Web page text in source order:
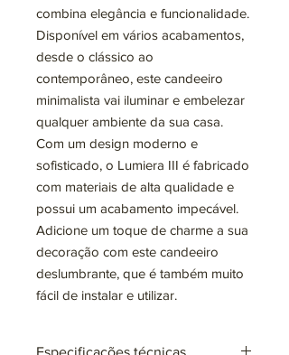
combina elegância e funcionalidade.
Disponível em vários acabamentos,
desde o clássico ao
contemporâneo, este candeeiro
minimalista vai iluminar e embelezar
qualquer ambiente da sua casa.
Com um design moderno e
sofisticado, o Lumiera III é fabricado
com materiais de alta qualidade e
possui um acabamento impecável.
Adicione um toque de charme a sua
decoração com este candeeiro
deslumbrante, que é também muito
fácil de instalar e utilizar.
Especificações técnicas